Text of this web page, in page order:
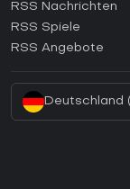
Wie aktiviert man
RSS Nachrichten
RSS Spiele
RSS Angebote
Deutschland